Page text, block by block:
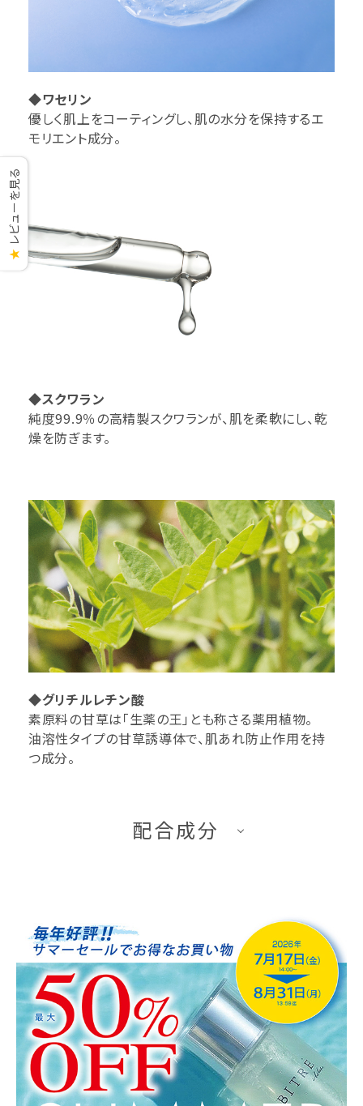
◆ワセリン
優しく肌上をコーティングし、肌の水分を保持するエ
モリエント成分。
◆スクワラン
純度99.9％の高精製スクワランが、肌を柔軟にし、乾
燥を防ぎます。
◆グリチルレチン酸
素原料の甘草は「生薬の王」とも称さる薬用植物。
油溶性タイプの甘草誘導体で、肌あれ防止作用を持
つ成分。
配合成分
★
レビューを見る